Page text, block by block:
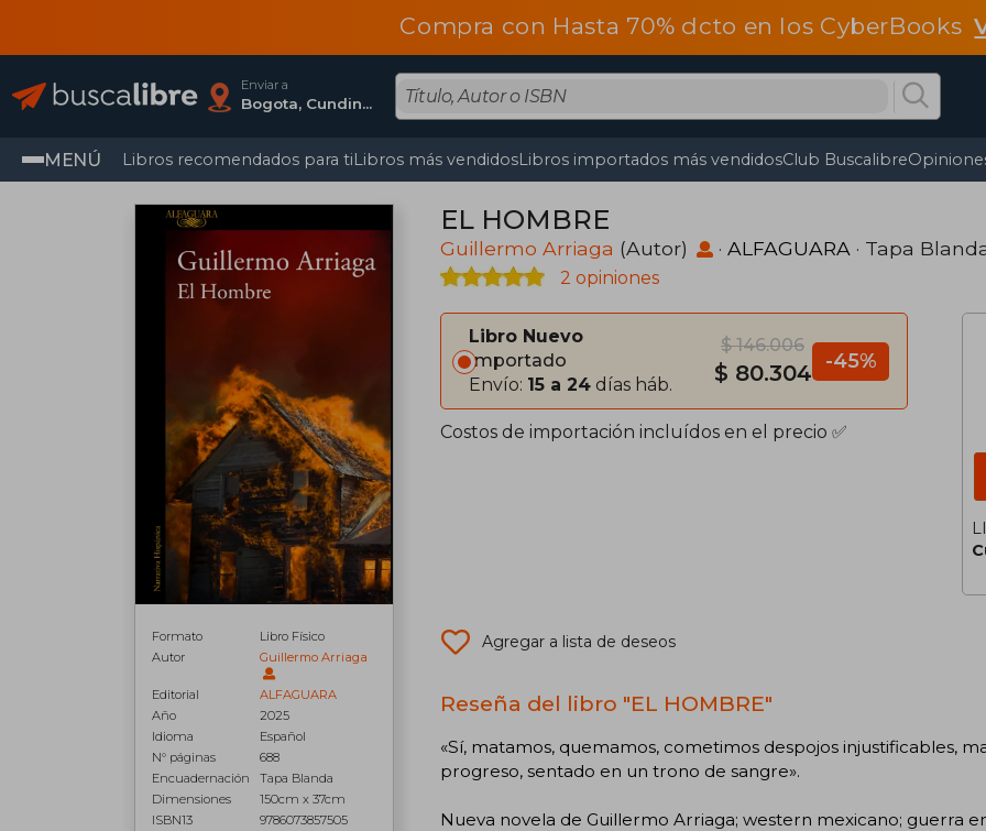
Compra con Hasta 70% dcto en los CyberBooks
Enviar a
Bogota, Cundinamarca
MENÚ Libros recomendados para tiLibros más vendidosLibros importados más vendidosClub Buscalibre
Formato
Libro Físico
Autor
Guillermo Arriaga
Editorial
ALFAGUARA
Año
2025
Idioma
Español
N° páginas
688
Encuadernación
Tapa Blanda
Dimensiones
150cm x 37cm
ISBN13
9786073857505
EL HOMBRE
Guillermo Arriaga (Autor) · ALFAGUARA · Tapa
2 opiniones
Libro Nuevo
Importado
Envío: 15 a 24 días háb.
$ 146.006
$ 80.304 -45%
Costos de importación incluídos en el precio ✅
Agregar a lista de deseos
Reseña del libro "EL HOMBRE"
«Sí, matamos, quemamos, cometimos despojos injustificables,
progreso, sentado en un trono de sangre».
Nueva novela de Guillermo Arriaga; western mexicano; guerra